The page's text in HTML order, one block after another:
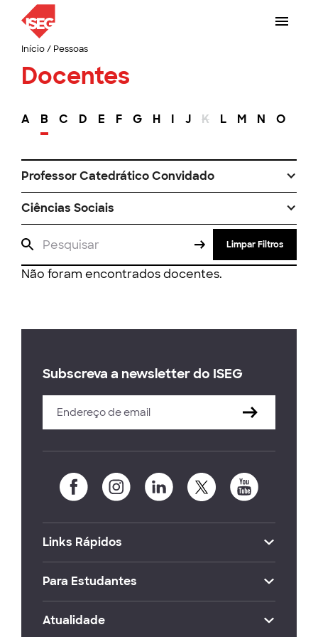
Início/ Pessoas
Docentes
A B C D E F G H I J K L M N O
Professor Catedrático Convidado
Ciências Sociais
Limpar Filtros
Não foram encontrados docentes.
Subscreva a newsletter do ISEG
Links Rápidos
Para Estudantes
Atualidade